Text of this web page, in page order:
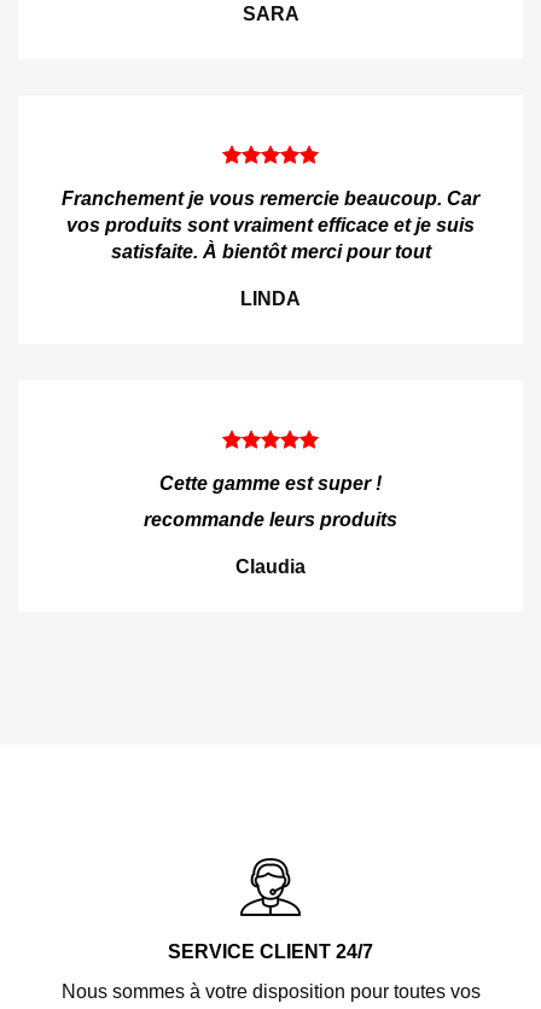
SARA
Franchement je vous remercie beaucoup. Car
vos produits sont vraiment efficace et je suis
satisfaite. À bientôt merci pour tout
LINDA
Cette gamme est super !
recommande leurs produits
Claudia
SERVICE CLIENT 24/7
Nous sommes à votre disposition pour toutes vos